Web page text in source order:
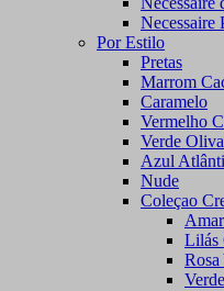
Necessaire
Por Estilo
Pretas
Marrom
Caramelo
Vermelho
Verde Oliva
Azul
Nude
Coleçao
Lilás
Rosa